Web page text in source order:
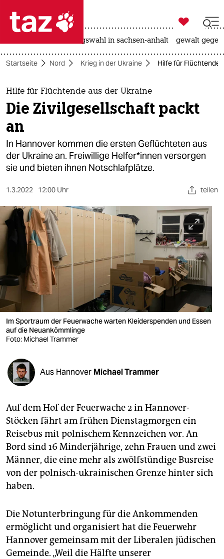
 taz zahl ich
taz zahl ich
themen
politik
öko
gesellschaft
sport
berlin
wahrheit
verlag
verlag
veranstaltungen
fragen & hilfe
abo
genossenschaft
epaper login

taz zahl ich
landtagswahl in sachsen-anhalt gewalt
Startseite Nord Krieg in der Ukraine Hilfe für Flüchtende
Hilfe für Flüchtende aus der Ukraine
Die Zivilgesellschaft packt
an
In Hannover kommen die ersten Geflüchteten aus
der Ukraine an. Freiwillige Hel­fe­r*in­nen versorgen
sie und bieten ihnen Notschlafplätze.
1.3.2022 12:00 Uhr teilen
Im Sportraum der Feuerwache warten Kleiderspenden und Essen
auf die Neuankömmlinge
Foto: Michael Trammer
Aus Hannover Michael Trammer
Auf dem Hof der Feuerwache 2 in Hannover-
Stöcken fährt am frühen Dienstagmorgen ein
Reisebus mit polnischem Kennzeichen vor. An
Bord sind 16 Minderjährige, zehn Frauen und zwei
Männer, die eine mehr als zwölfstündige Busreise
von der polnisch-ukrainischen Grenze hinter sich
haben.
Die Notunterbringung für die Ankommenden
ermöglicht und organisiert hat die Feuerwehr
Hannover gemeinsam mit der Liberalen jüdischen
Gemeinde. „Weil die Hälfte unserer